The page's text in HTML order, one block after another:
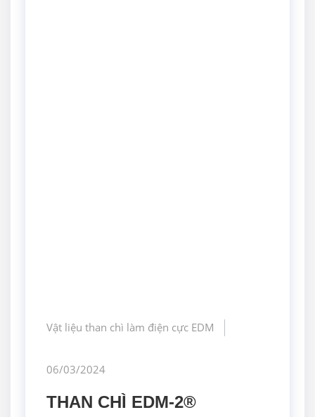
Vật liệu than chì làm điện cực EDM
06/03/2024
THAN CHÌ EDM-2®